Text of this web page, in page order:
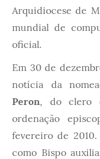
Arquidiocese de
mundial de
oficial.
Em 30 de
notícia da
Peron, do clero
ordenação
fevereiro de
como Bispo